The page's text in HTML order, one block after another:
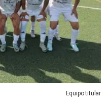
Equipo titular